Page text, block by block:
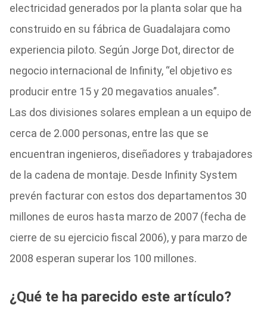
electricidad generados por la planta solar que ha
construido en su fábrica de Guadalajara como
experiencia piloto. Según Jorge Dot, director de
negocio internacional de Infinity, “el objetivo es
producir entre 15 y 20 megavatios anuales”.
Las dos divisiones solares emplean a un equipo de
cerca de 2.000 personas, entre las que se
encuentran ingenieros, diseñadores y trabajadores
de la cadena de montaje. Desde Infinity System
prevén facturar con estos dos departamentos 30
millones de euros hasta marzo de 2007 (fecha de
cierre de su ejercicio fiscal 2006), y para marzo de
2008 esperan superar los 100 millones.
¿Qué te ha parecido este artículo?